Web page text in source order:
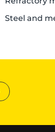
Steel and